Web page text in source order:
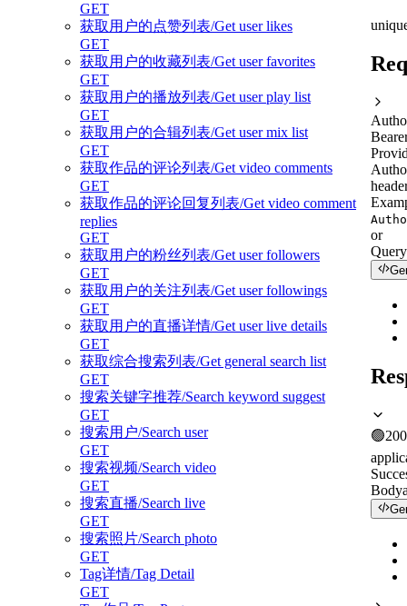
GET
获取用户的点赞列表/Get user likes
GET
获取用户的收藏列表/Get user favorites
GET
获取用户的播放列表/Get user play list
GET
获取用户的合辑列表/Get user mix list
GET
获取作品的评论列表/Get video comments
GET
获取作品的评论回复列表/Get video comment
replies
GET
获取用户的粉丝列表/Get user followers
GET
获取用户的关注列表/Get user followings
GET
获取用户的直播详情/Get user live details
GET
获取综合搜索列表/Get general search list
GET
搜索关键字推荐/Search keyword suggest
GET
搜索用户/Search user
GET
搜索视频/Search video
GET
搜索直播/Search live
GET
搜索照片/Search photo
GET
Tag详情/Tag Detail
GET
or
🟢200
Body